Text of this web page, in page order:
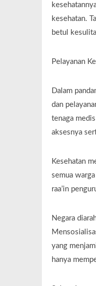
kesehatan.
betul
Pelayanan
Dalam
dan
tenaga
aksesnya
Kesehatan
semua
raa’in
Negara
yang
hanya